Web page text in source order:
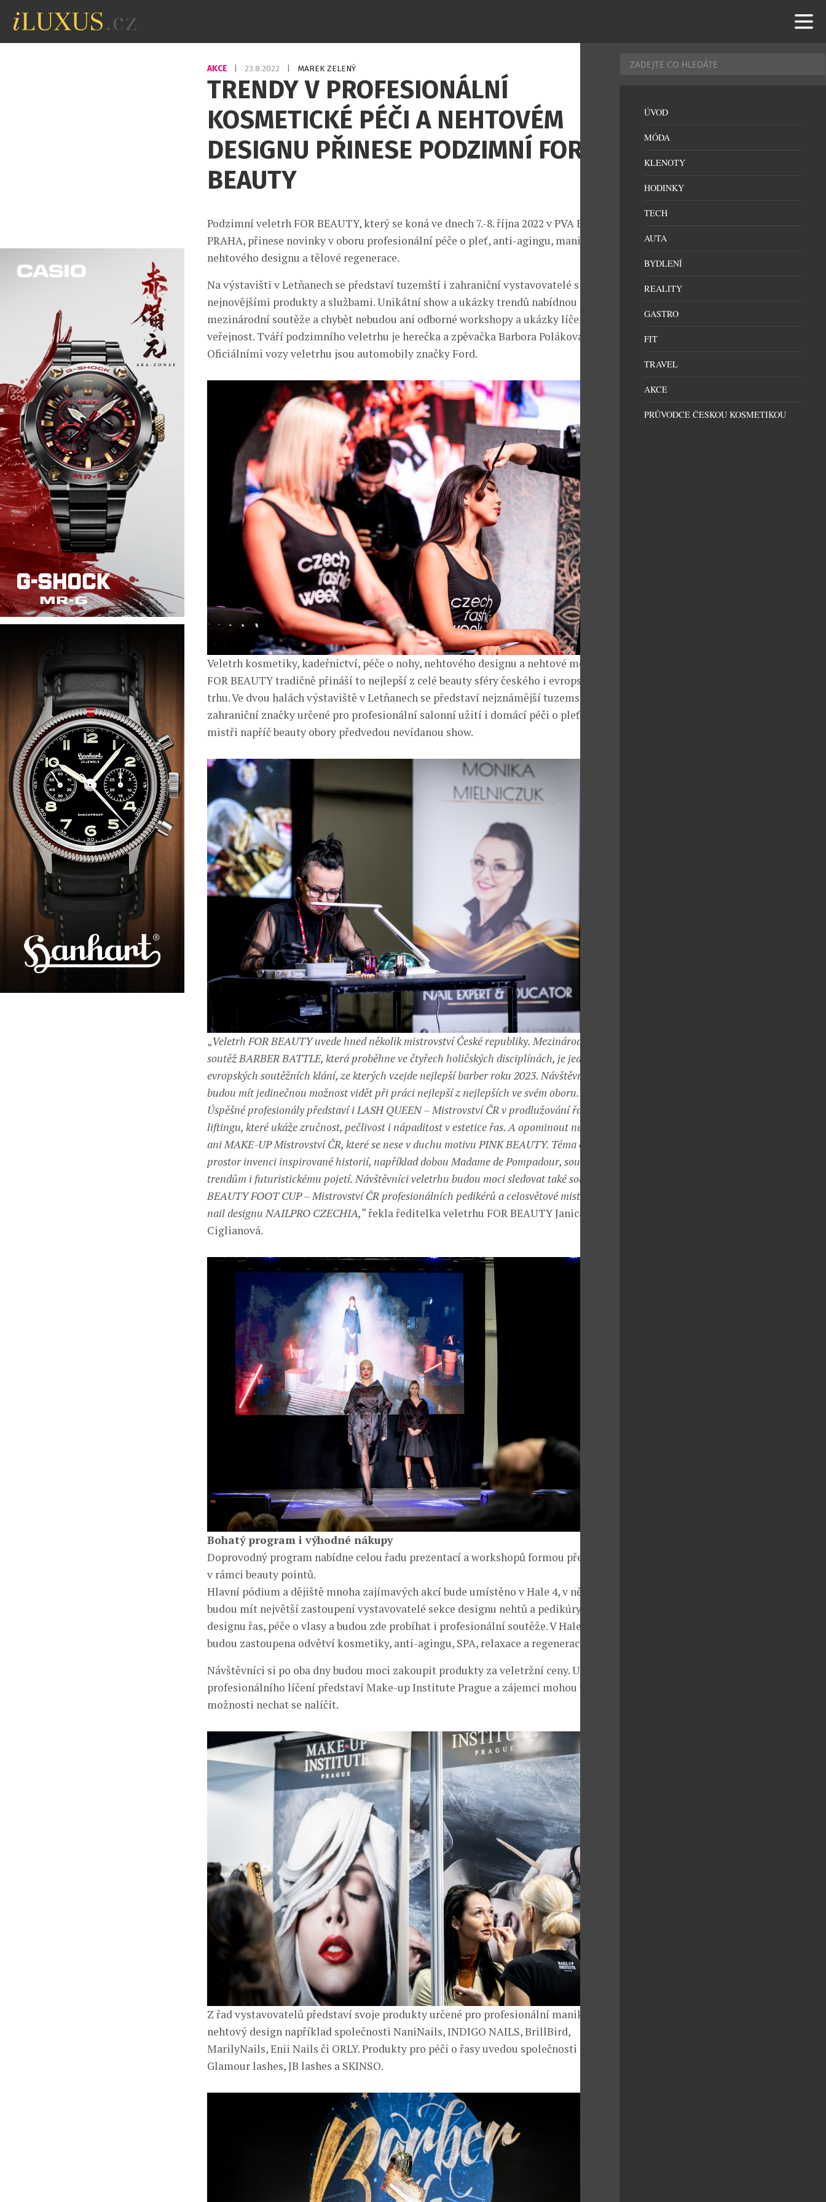
AKCE 23.8.2022 MAREK ZELENÝ
TRENDY V PROFESIONÁLNÍ
KOSMETICKÉ PÉČI A NEHTOVÉM
DESIGNU PŘINESE PODZIMNÍ FOR
BEAUTY
Podzimní veletrh FOR BEAUTY, který se koná ve dnech 7.-8. října 2022 v PVA EXPO
PRAHA, přinese novinky v oboru profesionální péče o pleť, anti-agingu, manikúry,
nehtového designu a tělové regenerace.
Na výstavišti v Letňanech se představí tuzemští i zahraniční vystavovatelé s
nejnovějšími produkty a službami. Unikátní show a ukázky trendů nabídnou
mezinárodní soutěže a chybět nebudou ani odborné workshopy a ukázky líčení pro
veřejnost. Tváří podzimního veletrhu je herečka a zpěvačka Barbora Poláková.
Oficiálními vozy veletrhu jsou automobily značky Ford.
Veletrh kosmetiky, kadeřnictví, péče o nohy, nehtového designu a nehtové modeláže
FOR BEAUTY tradičně přináší to nejlepší z celé beauty sféry českého i evropského
trhu. Ve dvou halách výstaviště v Letňanech se představí nejznámější tuzemské i
zahraniční značky určené pro profesionální salonní užití i domácí péči o pleť a
mistři napříč beauty obory předvedou nevídanou show.
„Veletrh FOR BEAUTY uvede hned několik mistrovství České republiky. Mezinárodní
soutěž BARBER BATTLE, která proběhne ve čtyřech holičských disciplínách, je jedním z
evropských soutěžních klání, ze kterých vzejde nejlepší barber roku 2023. Návštěvníci tak
budou mít jedinečnou možnost vidět při práci nejlepší z nejlepších ve svém oboru.
Úspěšné profesionály představí i LASH QUEEN – Mistrovství ČR v prodlužování řas a lash
liftingu, které ukáže zručnost, pečlivost i nápaditost v estetice řas. A opominout nemohu
ani MAKE-UP Mistrovství ČR, které se nese v duchu motivu PINK BEAUTY. Téma otevírá
prostor invenci inspirované historií, například dobou Madame de Pompadour, současným
trendům i futuristickému pojetí. Návštěvníci veletrhu budou moci sledovat také soutěž
BEAUTY FOOT CUP – Mistrovství ČR profesionálních pedikérů a celosvětové mistrovství v
nail designu NAILPRO CZECHIA,“řekla ředitelka veletrhu FOR BEAUTY Janica
Ciglianová.
Bohatý program i výhodné nákupy
Doprovodný program nabídne celou řadu prezentací a workshopů formou přednášek
v rámci beauty pointů.
Hlavní pódium a dějiště mnoha zajímavých akcí bude umístěno v Hale 4, v němž
budou mít největší zastoupení vystavovatelé sekce designu nehtů a pedikúry,
designu řas, péče o vlasy a budou zde probíhat i profesionální soutěže. V Hale 3
budou zastoupena odvětví kosmetiky, anti-agingu, SPA, relaxace a regenerace.
Návštěvníci si po oba dny budou moci zakoupit produkty za veletržní ceny. Ukázky
profesionálního líčení představí Make-up Institute Prague a zájemci mohou využít i
možnosti nechat se nalíčit.
Z řad vystavovatelů představí svoje produkty určené pro profesionální manikérky a
nehtový design například společnosti NaniNails, INDIGO NAILS, BrillBird,
MarilyNails, Enii Nails či ORLY. Produkty pro péči o řasy uvedou společnosti
Glamour lashes, JB lashes a SKINSO.
ÚVOD
MÓDA
KLENOTY
HODINKY
TECH
AUTA
BYDLENÍ
REALITY
GASTRO
FIT
TRAVEL
AKCE
PRŮVODCE ČESKOU KOSMETIKOU